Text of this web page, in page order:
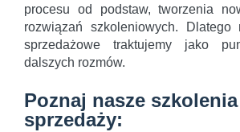
procesu od podstaw, tworzenia
rozwiązań szkoleniowych. Dlatego
sprzedażowe traktujemy jako
dalszych rozmów.
Poznaj nasze
sprzedaży: